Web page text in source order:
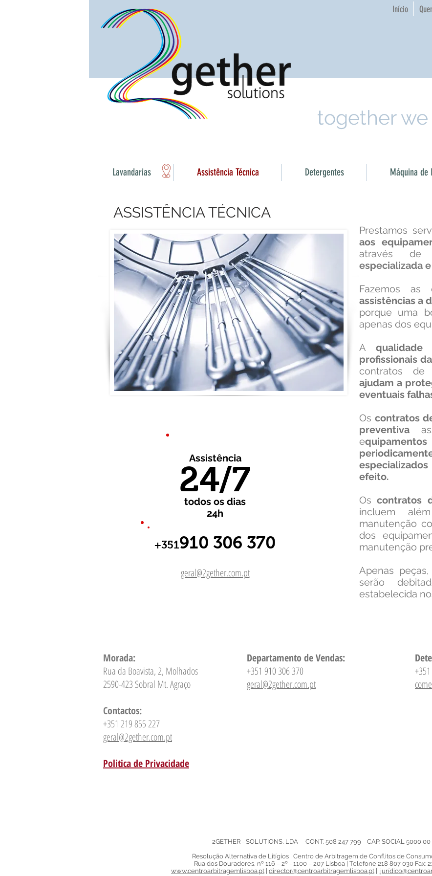
Início
together
Lavandarias Assistência Técnica Detergentes Máquina de
ASSISTÊNCIA TÉCNICA
24/7
Assistência
todos os dias
24h
+351910 306 370
geral@2gether.com.pt
Prestamos
aos
através
especializada
Fazemos as
assistências a
porque uma
apenas dos
A
profissionais
contratos de
ajudam a
eventuais
Os contratos
preventiva
e
efeito.
Oscontratos
incluem
manutenção
dos
manutenção
Apenas
serão
estabelecida
Morada:
Rua da Boavista, 2, Molhados
2590-423 Sobral Mt. Agraço
Contactos:
+351 219 855 227
geral@2gether.com.pt
Politica de Privacidade
Departamento de Vendas:
+351 910 306 370
geral@2gether.com.pt
2GETHER - SOLUTIONS, LDA CONT. 508 247 799 CAP. SOCIAL 5000,00
Resolução Alternativa de Litígios | Centro de Arbitragem de Conflitos de
Rua dos Douradores, nº 116 – 2º - 1100 – 207 Lisboa | Telefone 218 807 030 Fax:
www.centroarbitragemlisboa.pt director@centroarbitragemlisboa.pt